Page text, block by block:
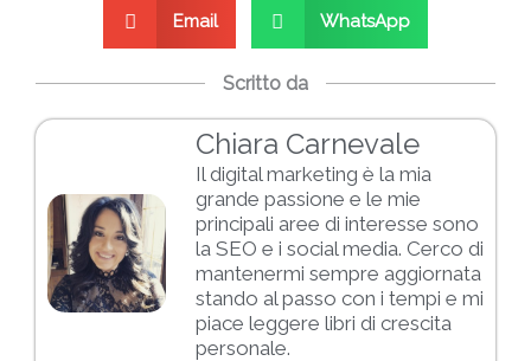
Email WhatsApp
Scritto da
Chiara Carnevale
Il digital marketing è la mia
grande passione e le mie
principali aree di interesse sono
la SEO e i social media. Cerco di
mantenermi sempre aggiornata
stando al passo con i tempi e mi
piace leggere libri di crescita
personale.